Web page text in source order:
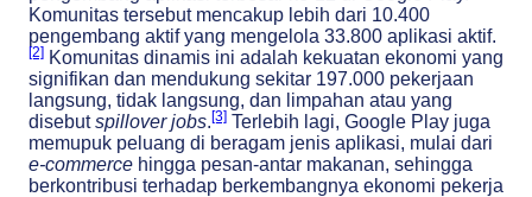
Komunitas tersebut mencakup lebih dari 10.400
pengembang aktif yang mengelola 33.800 aplikasi aktif.
[2] Komunitas dinamis ini adalah kekuatan ekonomi yang
signifikan dan mendukung sekitar 197.000 pekerjaan
langsung, tidak langsung, dan limpahan atau yang
disebutspillover jobs.[3] Terlebih lagi, Google Play juga
memupuk peluang di beragam jenis aplikasi, mulai dari
e-commerce hingga pesan-antar makanan, sehingga
berkontribusi terhadap berkembangnya ekonomi pekerja